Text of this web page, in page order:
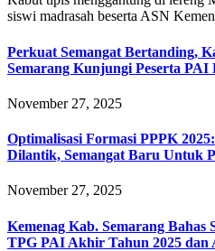
siswi madrasah beserta ASN
Perkuat Semangat Bertanding,
Semarang Kunjungi Peserta PAI
November 27, 2025
Optimalisasi Formasi PPPK
Dilantik, Semangat Baru Untuk
November 27, 2025
Kemenag Kab. Semarang Bahas
TPG PAI Akhir Tahun 2025 dan